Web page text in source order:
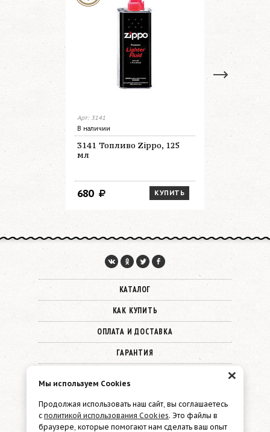
Арт: 3141
В наличии
3141 Топливо Zippo, 125
мл
КУПИТЬ
680
В наличии
3165
КАТАЛОГ
КАК КУПИТЬ
ОПЛАТА И ДОСТАВКА
ГАРАНТИЯ
© 2026 Must Have
×
Мы используем Cookies
Продолжая использовать наш сайт, вы соглашаетесь
с политикой использования Cookies. Это файлы в
браузере, которые помогают нам сделать ваш опыт